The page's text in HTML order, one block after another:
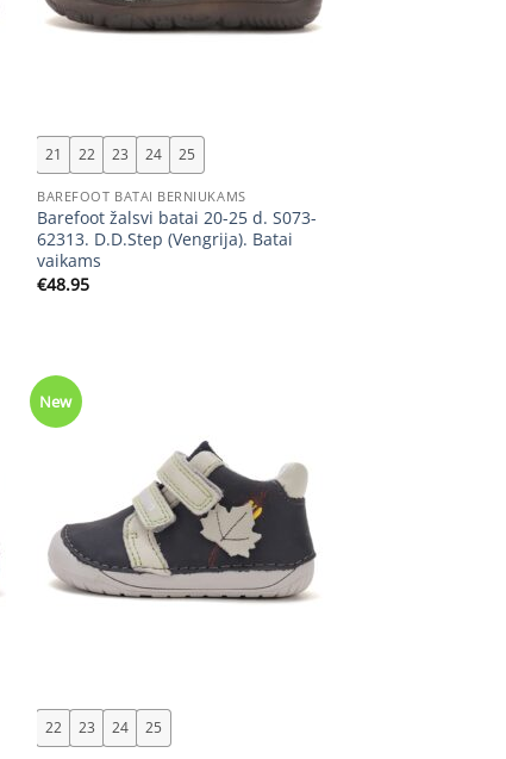
21 22 23 24 25
BAREFOOT BATAI BERNIUKAMS
Barefoot žalsvi batai 20-25 d. S073-
62313. D.D.Step (Vengrija). Batai
vaikams
€48.95
New
22 23 24 25